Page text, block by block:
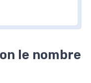
le nombre